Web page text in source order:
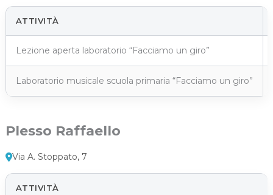
ATTIVITÀ
Lezione aperta laboratorio “Facciamo un giro”
Laboratorio musicale scuola primaria “Facciamo un giro”
Plesso Raffaello
Via A. Stoppato, 7
ATTIVITÀ